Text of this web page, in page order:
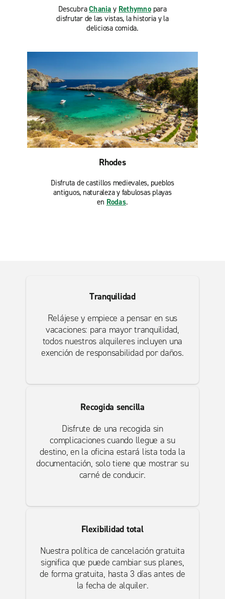
DescubraChania y Rethymnopara
disfrutar de las vistas, la historia y la
deliciosa comida.
Rhodes
Disfruta de castillos medievales, pueblos
antiguos, naturaleza y fabulosas playas
en Rodas.
Tranquilidad
Relájese y empiece a pensar en sus
vacaciones: para mayor tranquilidad,
todos nuestros alquileres incluyen una
exención de responsabilidad por daños.
Recogida sencilla
Disfrute de una recogida sin
complicaciones cuando llegue a su
destino, en la oficina estará lista toda la
documentación, solo tiene que mostrar su
carné de conducir.
Flexibilidad total
Nuestra política de cancelación gratuita
significa que puede cambiar sus planes,
de forma gratuita, hasta 3 días antes de
la fecha de alquiler.